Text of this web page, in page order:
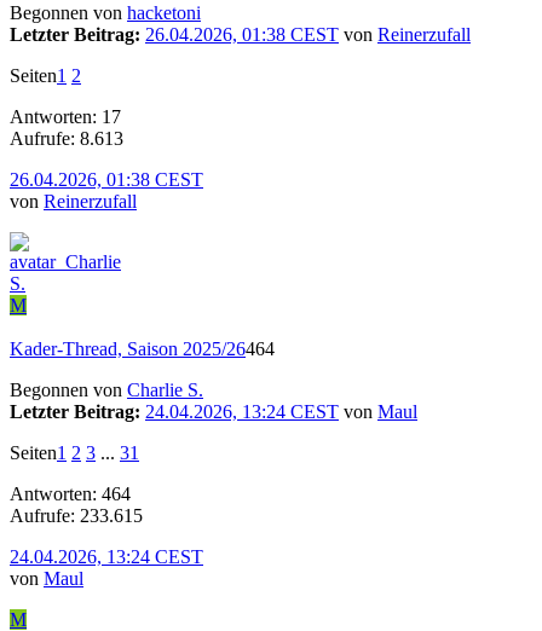
Begonnen von hacketoni
Letzter Beitrag: 26.04.2026, 01:38 CEST von Reinerzufall
Seiten1 2
Antworten: 17
Aufrufe: 8.613
26.04.2026, 01:38 CEST
von Reinerzufall
M
Kader-Thread, Saison 2025/26464
Begonnen von Charlie S.
Letzter Beitrag: 24.04.2026, 13:24 CEST von Maul
Seiten1 2 3 ... 31
Antworten: 464
Aufrufe: 233.615
24.04.2026, 13:24 CEST
von Maul
M